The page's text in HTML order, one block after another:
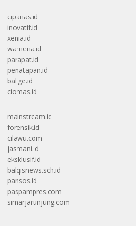
cipanas.id
inovatif.id
xenia.id
wamena.id
parapat.id
penatapan.id
balige.id
ciomas.id
mainstream.id
forensik.id
cilawu.com
jasmani.id
eksklusif.id
balqisnews.sch.id
pansos.id
paspampres.com
simarjarunjung.com